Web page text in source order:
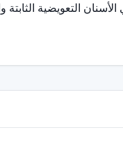
الشائعة الاستخدام في 3 فئات مختلفة هي الأسنان التعويضية
وإزالتها. يمكن